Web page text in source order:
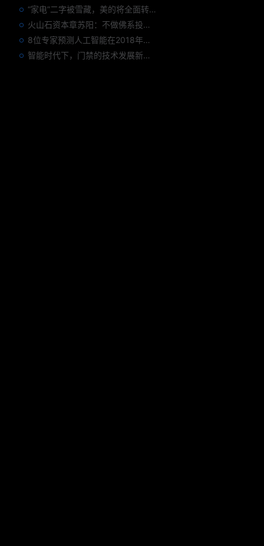
“家电”二字被雪藏，美的将全面转型智能制造？
火山石资本章苏阳：不做佛系投资人，为企业价值战斗到底
8位专家预测人工智能在2018年对我们的影响
智能时代下，门禁的技术发展新趋势